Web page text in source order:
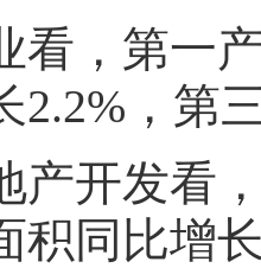
，第一产
2.2%，第
开发看，
积同比增